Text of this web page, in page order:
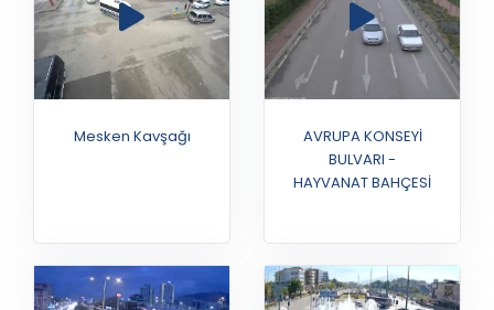
Mesken Kavşağı
AVRUPA KONSEYİ
BULVARI -
HAYVANAT BAHÇESİ